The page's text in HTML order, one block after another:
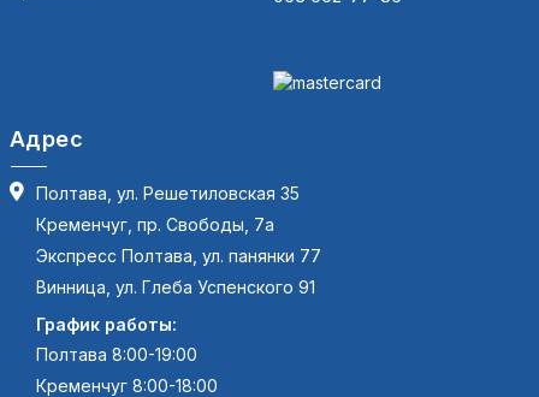
Адрес
Полтава, ул. Решетиловская 35
Кременчуг, пр. Свободы, 7а
Экспресс Полтава, ул. панянки 77
Винница, ул. Глеба Успенского 91
График работы:
Полтава 8:00-19:00
Кременчуг 8:00-18:00